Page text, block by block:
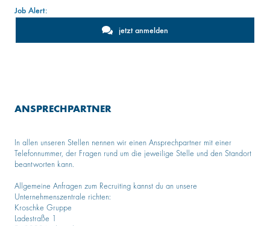
Job Alert:
jetzt anmelden
ANSPRECHPARTNER
In allen unseren Stellen nennen wir einen Ansprechpartner mit einer
Telefonnummer, der Fragen rund um die jeweilige Stelle und den Standort
beantworten kann.
Allgemeine Anfragen zum Recruiting kannst du an unsere
Unternehmenszentrale richten:
Kroschke Gruppe
Ladestraße 1